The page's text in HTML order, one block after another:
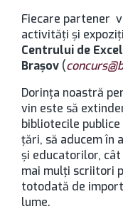
Fiecare partener
activităţi şi
Centrului de
Brașov (
Dorința noastră
vin este să
bibliotecile
ţări, să aducem în
și educatorilor,
mai mulți scriitori
totodată de
lume.